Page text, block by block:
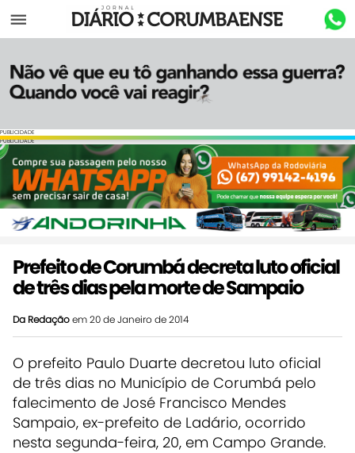
Menu
PUBLICIDADE
PUBLICIDADE
Prefeito de Corumbá decreta luto oficial
de três dias pela morte de Sampaio
Da Redaçãoem 20 de Janeiro de 2014
O prefeito Paulo Duarte decretou luto oficial
de três dias no Município de Corumbá pelo
falecimento de José Francisco Mendes
Sampaio, ex-prefeito de Ladário, ocorrido
nesta segunda-feira, 20, em Campo Grande.